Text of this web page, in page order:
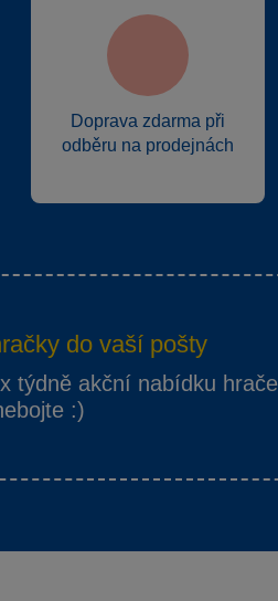
Doprava zdarma při
odběru na prodejnách
do vaší pošty
týdně akční nabídku
:)